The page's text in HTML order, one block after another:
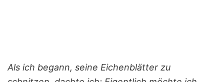
Als ich begann, seine Eichenblätter zu